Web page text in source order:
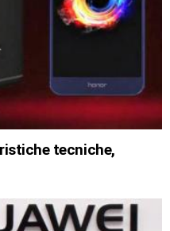
tecniche,